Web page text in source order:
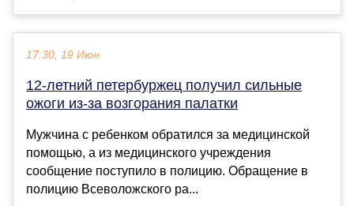
17:30, 19 Июн
12-летний петербуржец получил сильные
ожоги из-за возгорания палатки
Мужчина с ребенком обратился за медицинской
помощью, а из медицинского учреждения
сообщение поступило в полицию. Обращение в
полицию Всеволожского ра...